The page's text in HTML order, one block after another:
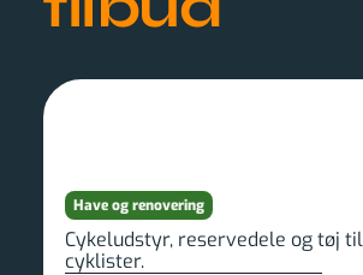
Have og renovering
Cykeludstyr, reservedele og tøj
cyklister.